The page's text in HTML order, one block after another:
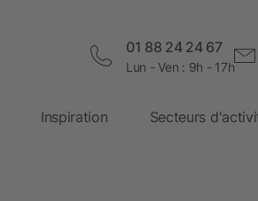
01 88 24 24 67
Lun - Ven : 9h - 17h
Inspiration Secteurs